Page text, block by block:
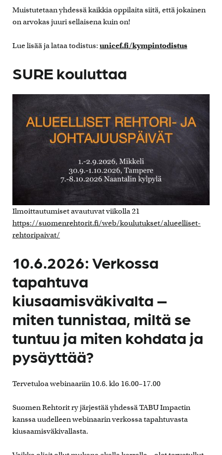
Muistutetaan yhdessä kaikkia oppilaita siitä, että jokainen
on arvokas juuri sellaisena kuin on!
Lue lisää ja lataa todistus: unicef.fi/kympintodistus
SURE kouluttaa
Ilmoittautumiset avautuvat viikolla 21
https://suomenrehtorit.fi/web/koulutukset/alueelliset-
rehtoripaivat/
10.6.2026: Verkossa
tapahtuva
kiusaamisväkivalta –
miten tunnistaa, miltä se
tuntuu ja miten kohdata ja
pysäyttää?
Tervetuloa webinaariin 10.6. klo 16.00–17.00
Suomen Rehtorit ry järjestää yhdessä TABU Impactin
kanssa uudelleen webinaarin verkossa tapahtuvasta
kiusaamisväkivallasta.